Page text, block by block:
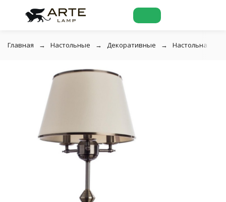
Главная Настольные Декоративные Настольная